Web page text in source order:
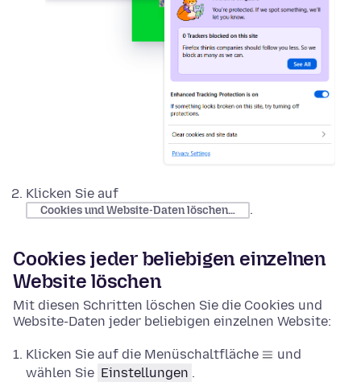
Klicken Sie auf
Cookies und Website-Daten löschen… .
Cookies jeder beliebigen einzelnen
Website löschen
Mit diesen Schritten löschen Sie die Cookies und
Website-Daten jeder beliebigen einzelnen Website:
Klicken Sie auf die Menüschaltfläche
und
wählen Sie Einstellungen .